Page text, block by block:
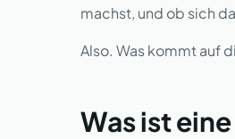
machst, und ob sich
Also. Was kommt auf
Was ist